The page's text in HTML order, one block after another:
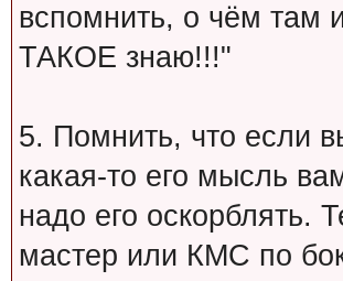
вспомнить, о чём там
ТАКОЕ знаю!!!"
5. Помнить, что если
какая-то его мысль
надо его оскорблять.
мастер или КМС по